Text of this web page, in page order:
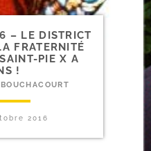
– LE DISTRICT
FRATERNITÉ
​PIE X A
!
2016